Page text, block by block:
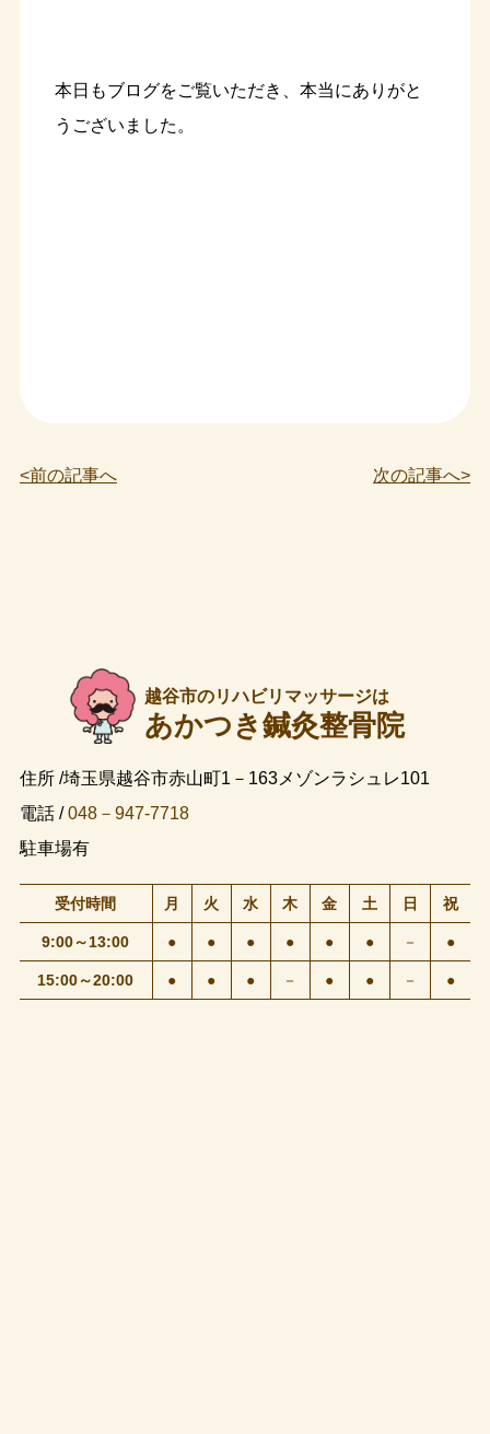
本日もブログをご覧いただき、本当にありがと
うございました。
<前の記事へ 次の記事へ>
越谷市のリハビリマッサージは
あかつき鍼灸整骨院
住所 /埼玉県越谷市赤山町1－163メゾンラシュレ101
電話 /048－947-7718
駐車場有
受付時間 月 火 水 木 金 土 日 祝
9:00～13:00 ● ● ● ● ● ● － ●
15:00～20:00 ● ● ● － ● ● － ●